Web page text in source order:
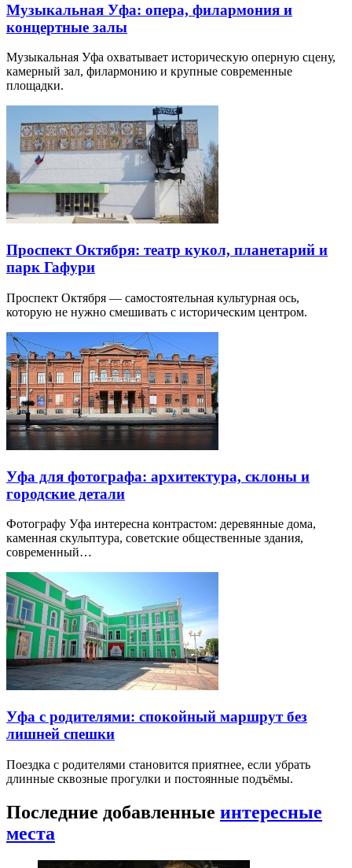
Музыкальная Уфа: опера, филармония и
концертные залы
Музыкальная Уфа охватывает историческую оперную сцену,
камерный зал, филармонию и крупные современные
площадки.
Проспект Октября: театр кукол, планетарий и
парк Гафури
Проспект Октября — самостоятельная культурная ось,
которую не нужно смешивать с историческим центром.
Уфа для фотографа: архитектура, склоны и
городские детали
Фотографу Уфа интересна контрастом: деревянные дома,
каменная скульптура, советские общественные здания,
современный…
Уфа с родителями: спокойный маршрут без
лишней спешки
Поездка с родителями становится приятнее, если убрать
длинные сквозные прогулки и постоянные подъёмы.
Последние добавленные интересные
места